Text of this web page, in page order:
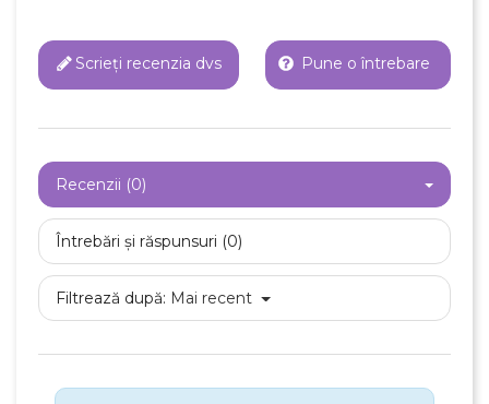
Scrieți recenzia dvs Pune o întrebare
Recenzii (0)
Întrebări și răspunsuri (0)
Filtrează după: Mai recent